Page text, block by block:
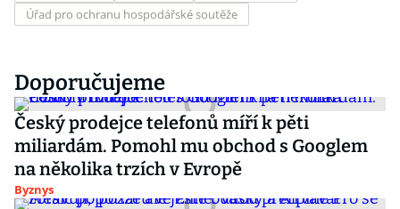
Úřad pro ochranu hospodářské soutěže
Doporučujeme
Český prodejce telefonů míří k pěti
miliardám. Pomohl mu obchod s Googlem
na několika trzích v Evropě
Byznys